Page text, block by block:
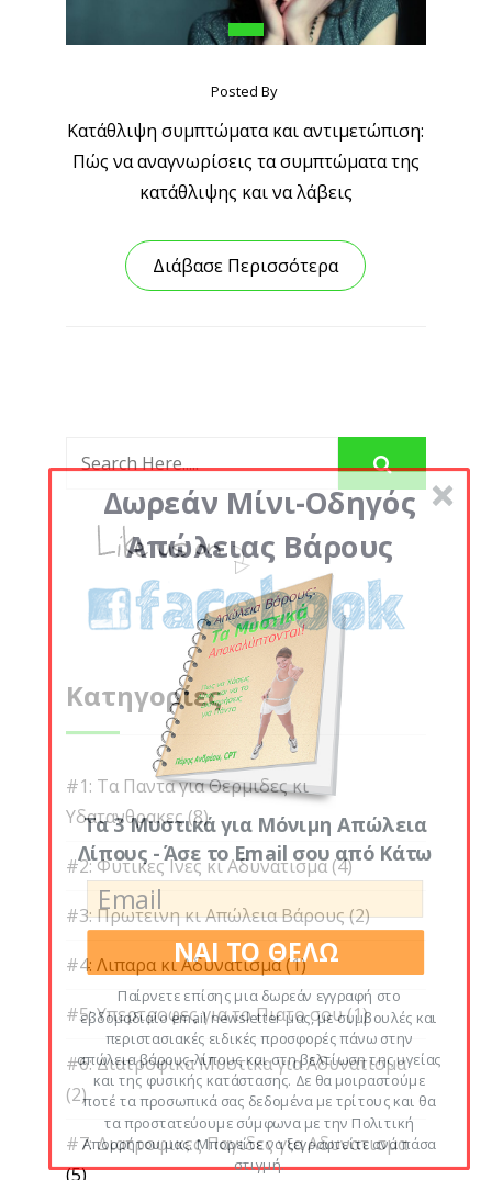
Posted By
Κατάθλιψη συμπτώματα και αντιμετώπιση:
Πώς να αναγνωρίσεις τα συμπτώματα της
κατάθλιψης και να λάβεις
Διάβασε Περισσότερα
Κατηγορίες
#1: Τα Παντα για Θερμιδες κι
Υδατανθρακες(8)
#2: Φυτικες Ινες κι Αδυνατισμα(4)
#3: Πρωτεινη κι Απώλεια Βάρους(2)
#4: Λιπαρα κι Αδυνατισμα(1)
#5: Υπερτροφες για το Πιατο σου(1)
#6: Διατροφικα Μυστικα για Αδυνατισμα
(2)
#7: Διατροφικες Παγιδες για Αδυνατισμα
(5)
Δωρεάν Μίνι-Οδηγός
Απώλειας Βάρους
Τα 3 Μυστικά για Μόνιμη Απώλεια
Λίπους - Άσε το Email σου από Κάτω
ΝΑΙ ΤΟ ΘΕΛΩ
Παίρνετε επίσης μια δωρεάν εγγραφή στο
εβδομαδιαίο email newsletter μας, με συμβουλές και
περιστασιακές ειδικές προσφορές πάνω στην
απώλεια βάρους-λίπους και στη βελτίωση της υγείας
και της φυσικής κατάστασης. Δε θα μοιραστούμε
ποτέ τα προσωπικά σας δεδομένα με τρίτους και θα
τα προστατεύουμε σύμφωνα με την Πολιτική
Απορρήτου μας. Μπορείτε να ξεγραφτείτε ανά πάσα
στιγμή.